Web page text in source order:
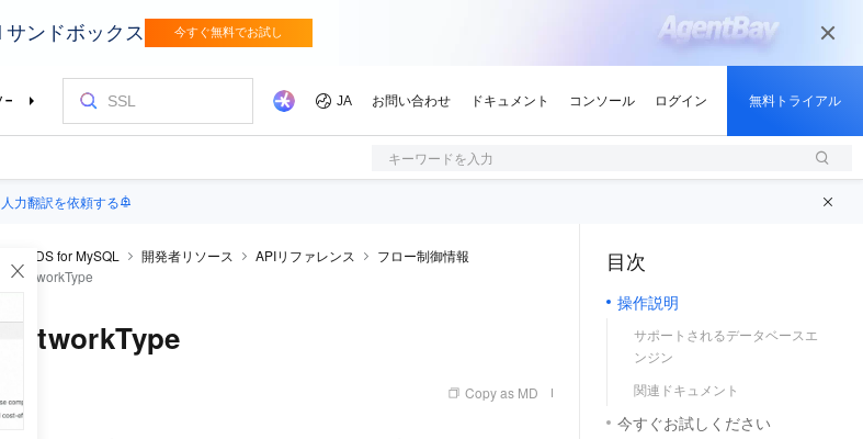
キーワードを入力
人力翻訳を依頼する
RDS for MySQL 開発者リソース APIリファレンス
フロー制御情報
Copy as MD
目次
操作説明
サポートされるデータベースエ
ンジン
関連ドキュメント
今すぐお試しください